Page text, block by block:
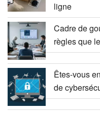
ligne
Cadre de
règles que
Êtes-vous
de